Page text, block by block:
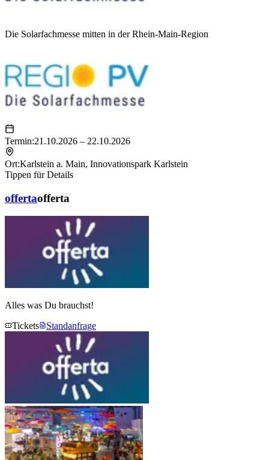
Die Solarfachmesse mitten in der Rhein-Main-Region
Termin:21.10.2026 – 22.10.2026
Ort:Karlstein a. Main, Innovationspark Karlstein
Tippen für Details
offertaofferta
Alles was Du brauchst!
Tickets
Standanfrage